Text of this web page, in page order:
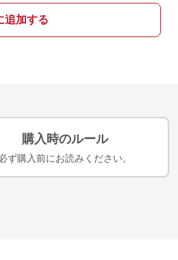
追加する
購入時のルール
ず購入前にお読みください。